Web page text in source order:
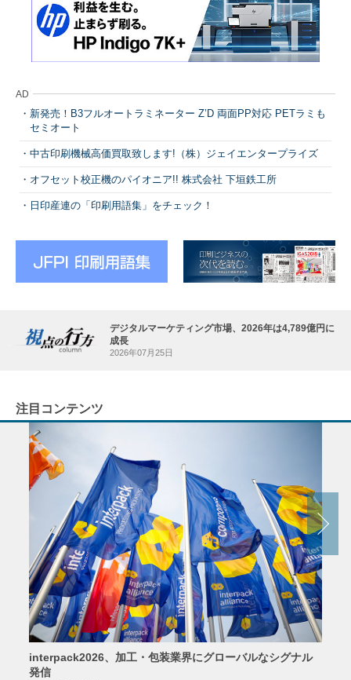
AD
新発売！B3フルオートラミネーター Z’D 両面PP対応 PETラミも
セミオート
中古印刷機械高価買取致します!（株）ジェイエンタープライズ
オフセット校正機のパイオニア!! 株式会社 下垣鉄工所
日印産連の「印刷用語集」をチェック！
デジタルマーケティング市場、2026年は4,789億円に
成長
2026年07月25日
注目コンテンツ
interpack2026、加工・包装業界にグローバルなシグナル
発信